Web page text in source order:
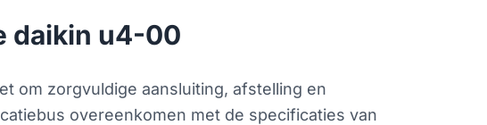
daikin u4-00
om zorgvuldige aansluiting, afstelling en
overeenkomen met de specificaties van